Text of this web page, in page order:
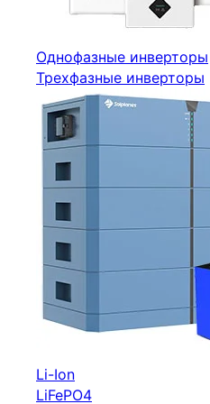
Однофазные инверторы
Трехфазные инверторы
Li-Ion
LiFePO4